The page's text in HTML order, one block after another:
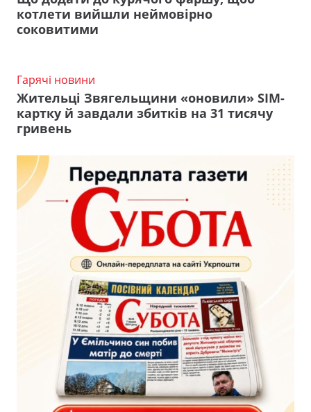
котлети вийшли неймовірно
соковитими
Гарячі новини
Жительці Звягельщини «оновили» SIM-
картку й завдали збитків на 31 тисячу
гривень